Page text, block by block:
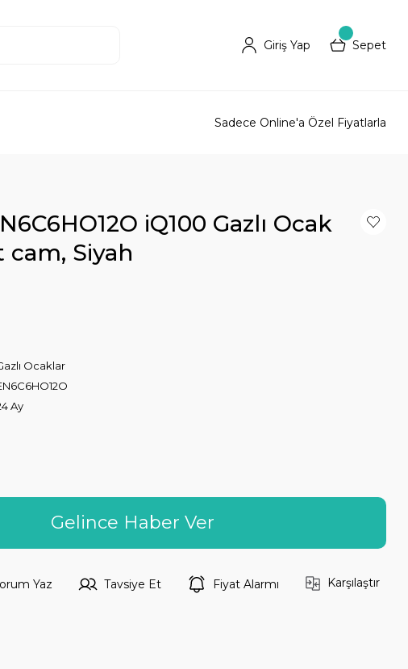
Giriş Yap Sepet
Sadece Online'a Özel Fiyatlarla
iQ100 Gazlı Ocak
Siyah
Ocaklar
Ay
Gelince Haber Ver
Yaz Tavsiye Et Fiyat Alarmı Karşılaştır